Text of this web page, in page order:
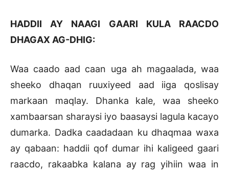
HADDII AY NAAGI GAARI KULA RAACDO
DHAGAX AG-DHIG:
Waa caado aad caan uga ah magaalada, waa
sheeko dhaqan ruuxiyeed aad iiga qoslisay
markaan maqlay. Dhanka kale, waa sheeko
xambaarsan sharaysi iyo baasaysi lagula kacayo
dumarka. Dadka caadadaan ku dhaqmaa waxa
ay qabaan: haddii qof dumar ihi kaligeed gaari
raacdo, rakaabka kalana ay rag yihiin waa in